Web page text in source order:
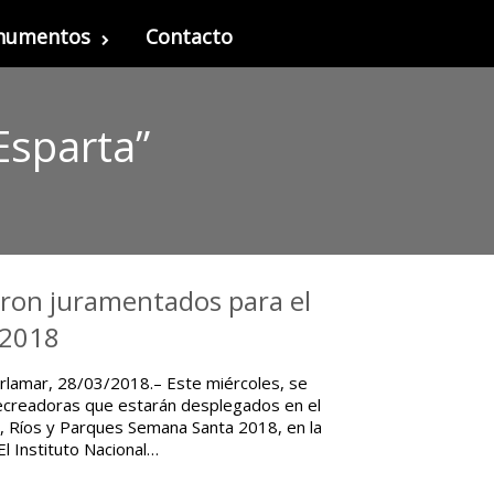
Contacto
juramentados para el
28/03/2018.– Este miércoles, se
que estarán desplegados en el
y Parques Semana Santa 2018, en la
Instituto Nacional…